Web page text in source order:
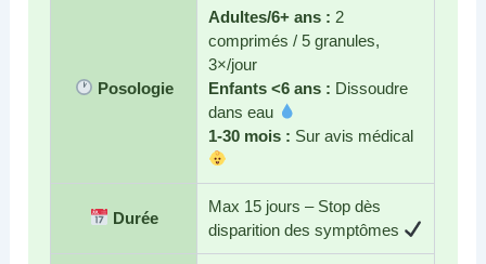
Posologie
Adultes/6+ ans : 2
comprimés / 5 granules,
3×/jour
Enfants <6 ans : Dissoudre
dans eau
1-30 mois : Sur avis médical
Durée
Max 15 jours – Stop dès
disparition des symptômes